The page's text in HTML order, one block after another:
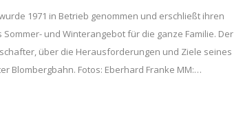
1971 in Betrieb genommen und erschließt ihren
und Winterangebot für die ganze Familie. Der
über die Herausforderungen und Ziele seines
Blombergbahn. Fotos: Eberhard Franke MM:…